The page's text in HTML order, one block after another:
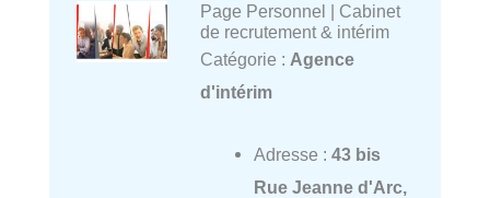
Page Personnel | Cabinet
de recrutement & intérim
Catégorie : Agence
d'intérim
Adresse : 43 bis
Rue Jeanne d'Arc,